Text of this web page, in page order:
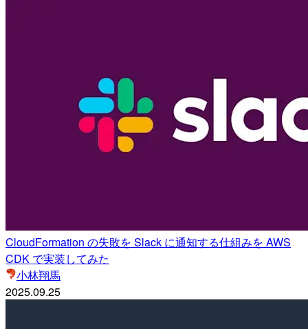
CloudFormation の失敗を Slack に通知する仕組みを AWS
CDK で実装してみた
小林翔馬
2025.09.25